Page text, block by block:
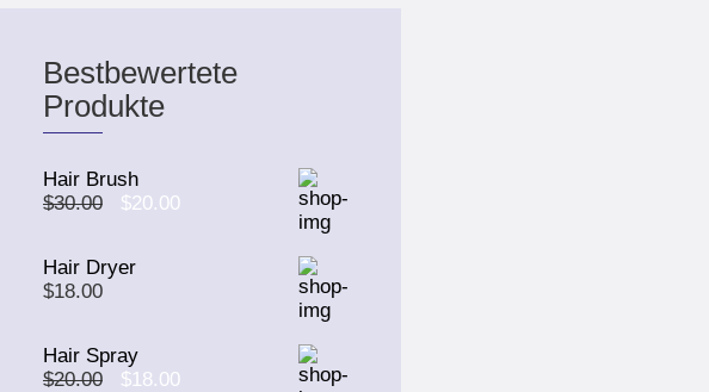
Bestbewertete
Produkte
Hair Brush
$30.00 $20.00
Hair Dryer
$18.00
Hair Spray
$20.00 $18.00